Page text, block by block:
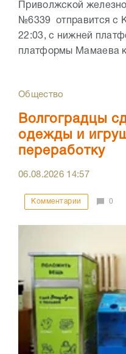
Приволжской
№6339 отправится с
22:03, с нижней
платформы Мамаева
Общество
Волгоградцы
одежды и
переработку
06.08.2026 14:57
Комментарии 0